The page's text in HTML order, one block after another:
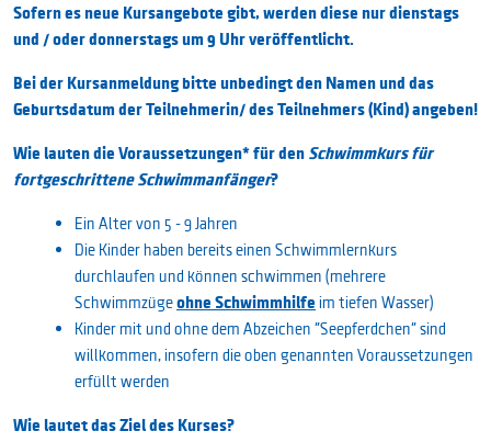
Sofern es neue Kursangebote gibt, werden diese nur dienstags
und / oder donnerstags um 9 Uhr veröffentlicht.
Bei der Kursanmeldung bitte unbedingt den Namen und das
Geburtsdatum der Teilnehmerin/ des Teilnehmers (Kind) angeben!
Wie lauten die Voraussetzungen* für denSchwimmkurs für
fortgeschrittene Schwimmanfänger?
Ein Alter von 5 - 9 Jahren
Die Kinder haben bereits einen Schwimmlernkurs
durchlaufen und können schwimmen (mehrere
Schwimmzügeohne Schwimmhilfe im tiefen Wasser)
Kinder mit und ohne dem Abzeichen "Seepferdchen" sind
willkommen, insofern die oben genannten Voraussetzungen
erfüllt werden
Wie lautet das Ziel des Kurses?